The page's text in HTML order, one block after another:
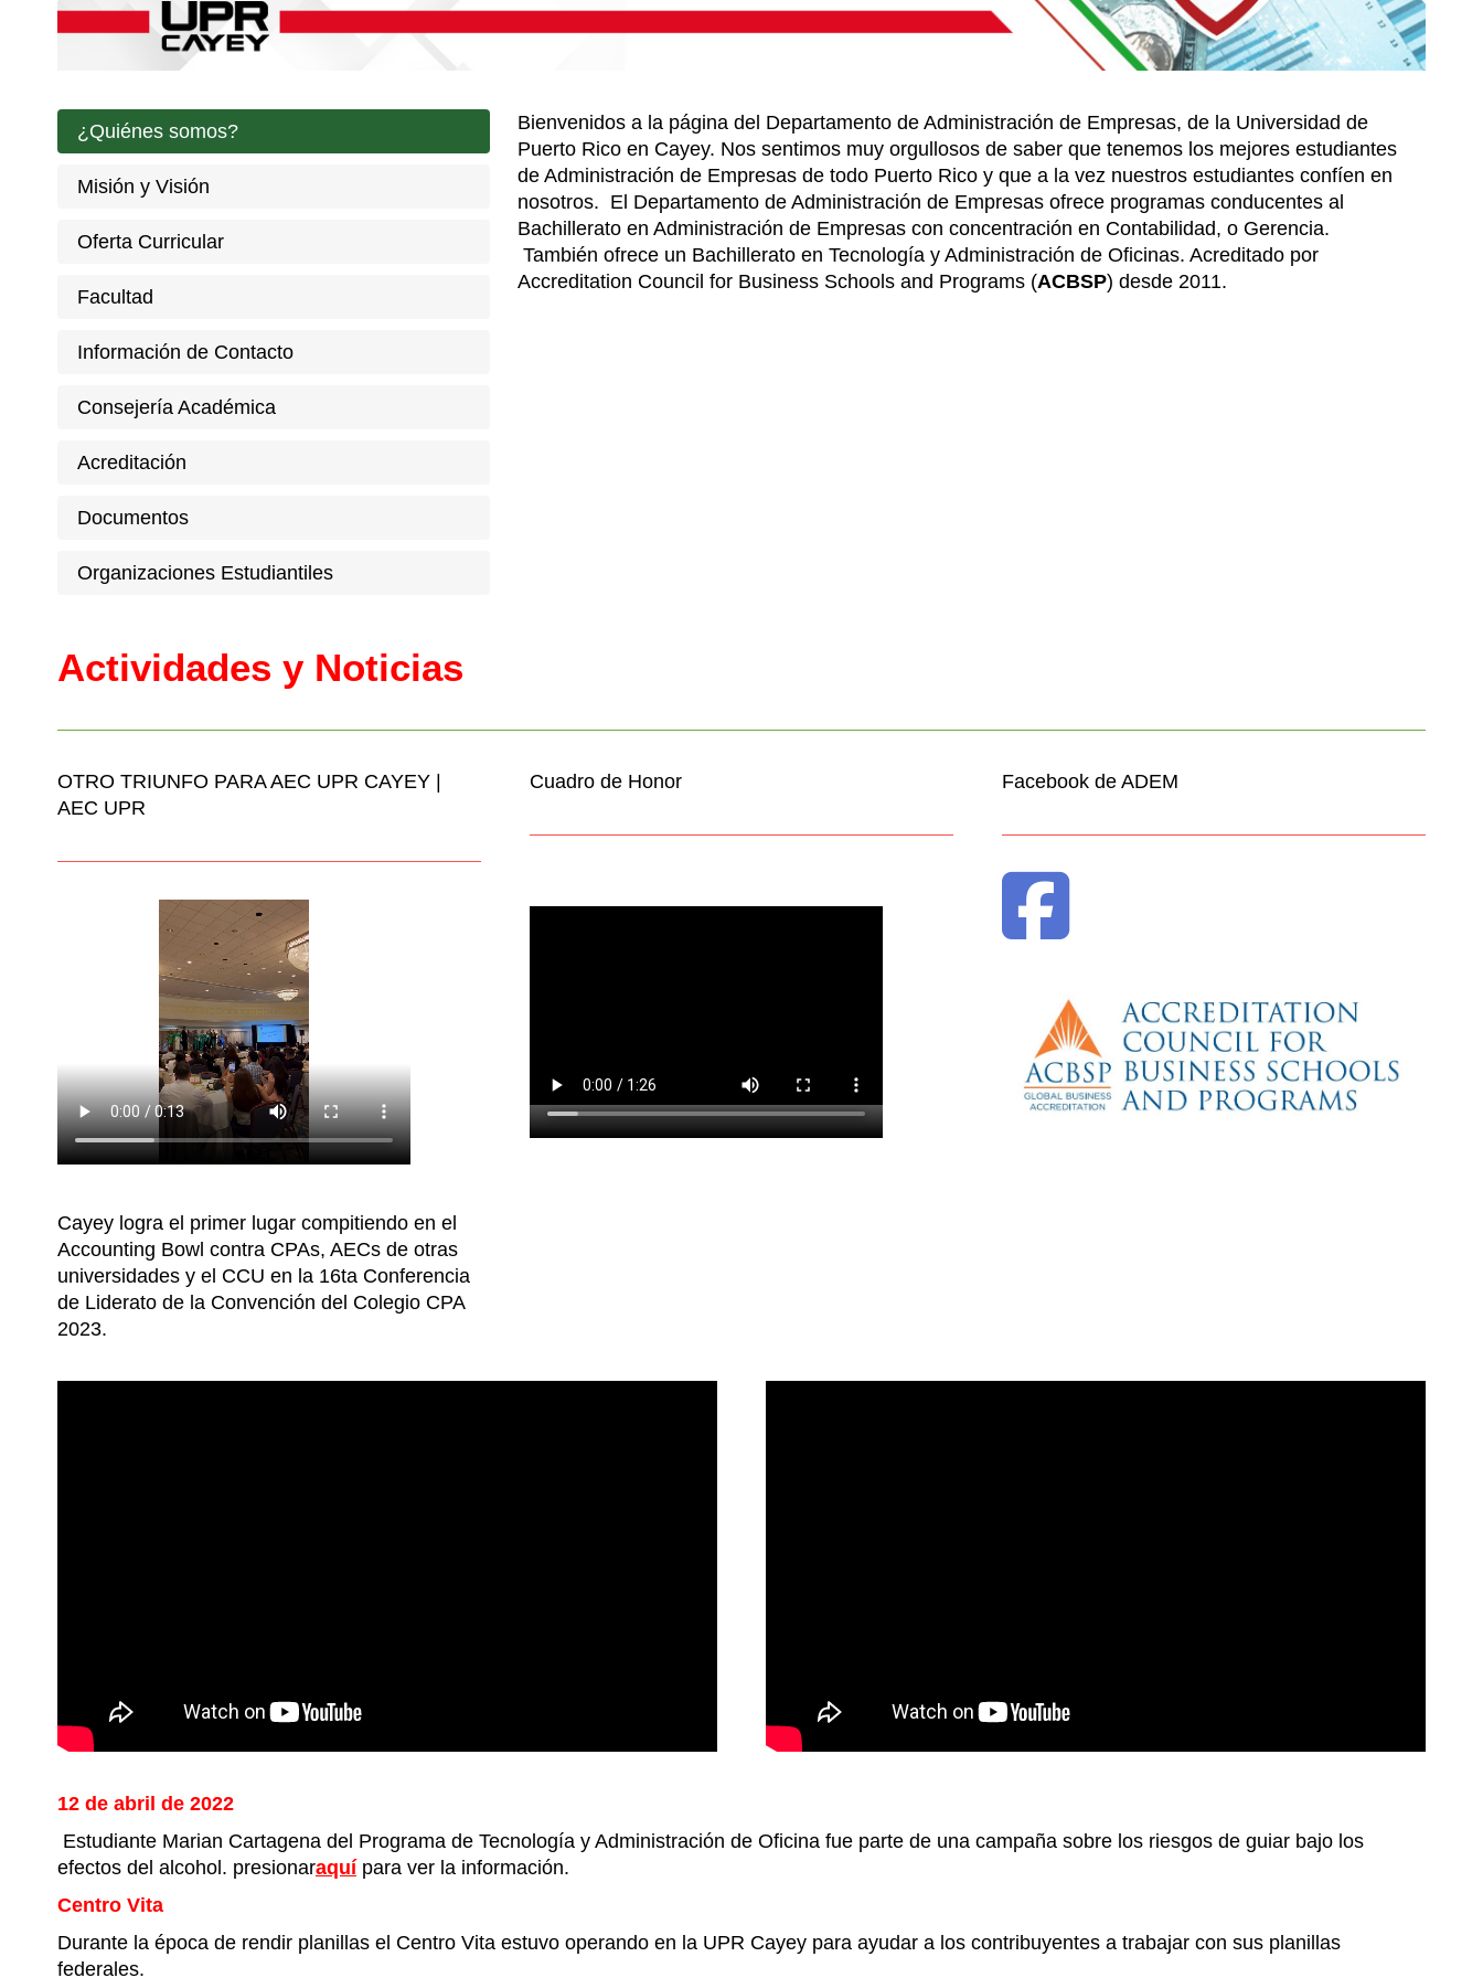
¿Quiénes somos?
Misión y Visión
Oferta Curricular
Facultad
Información de Contacto
Consejería Académica
Acreditación
Documentos
Organizaciones Estudiantiles
Bienvenidos a la página del Departamento de Administración de Empresas, de la Universidad de
Puerto Rico en Cayey. Nos sentimos muy orgullosos de saber que tenemos los mejores estudiantes
de Administración de Empresas de todo Puerto Rico y que a la vez nuestros estudiantes confíen en
nosotros. El Departamento de Administración de Empresas ofrece programas conducentes al
Bachillerato en Administración de Empresas con concentración en Contabilidad, o Gerencia.
También ofrece un Bachillerato en Tecnología y Administración de Oficinas. Acreditado por
Accreditation Council for Business Schools and Programs (ACBSP) desde 2011.
Actividades y Noticias
OTRO TRIUNFO PARA AEC UPR CAYEY |
AEC UPR
Cayey logra el primer lugar compitiendo en el
Accounting Bowl contra CPAs, AECs de otras
universidades y el CCU en la 16ta Conferencia
de Liderato de la Convención del Colegio CPA
2023.
Cuadro de Honor Facebook de ADEM
12 de abril de 2022
Estudiante Marian Cartagena del Programa de Tecnología y Administración de Oficina fue parte de una campaña sobre los riesgos de guiar bajo los
efectos del alcohol. presionaraquí para ver la información.
Centro Vita
Durante la época de rendir planillas el Centro Vita estuvo operando en la UPR Cayey para ayudar a los contribuyentes a trabajar con sus planillas
federales.